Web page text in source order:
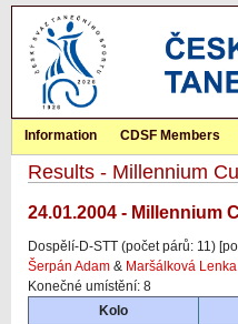
Information CDSF Members
Results - Millennium
24.01.2004 - Millennium
Dospělí-D-STT (počet párů: 11)
Šerpán Adam & Maršálková Lenka
Konečné umístění: 8
Kolo